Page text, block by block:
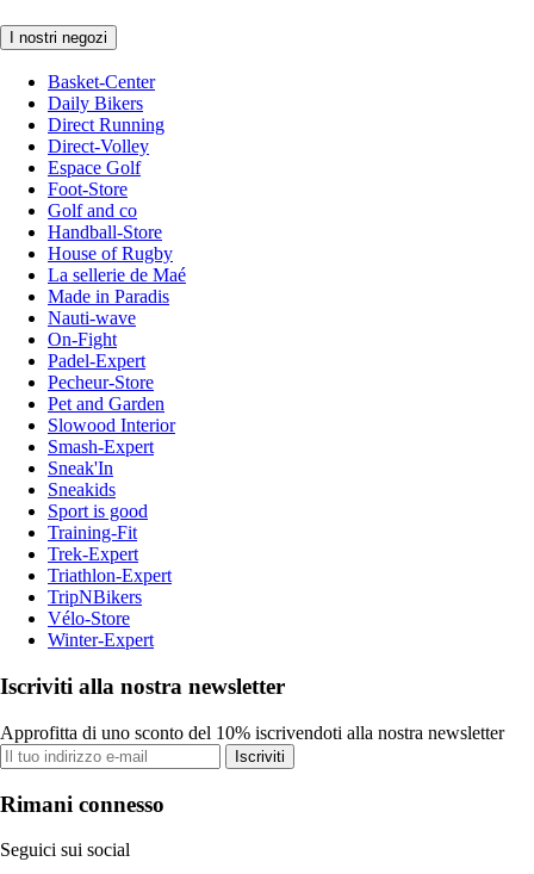
I nostri negozi
Basket-Center
Daily Bikers
Direct Running
Direct-Volley
Espace Golf
Foot-Store
Golf and co
Handball-Store
House of Rugby
La sellerie de Maé
Made in Paradis
Nauti-wave
On-Fight
Padel-Expert
Pecheur-Store
Pet and Garden
Slowood Interior
Smash-Expert
Sneak'In
Sneakids
Sport is good
Training-Fit
Trek-Expert
Triathlon-Expert
TripNBikers
Vélo-Store
Winter-Expert
Iscriviti alla nostra newsletter
Approfitta di uno sconto del 10% iscrivendoti alla nostra newsletter
Iscriviti
Rimani connesso
Seguici sui social